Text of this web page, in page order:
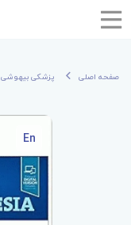
صفحه اصلی پزشکی بیهوشی
En